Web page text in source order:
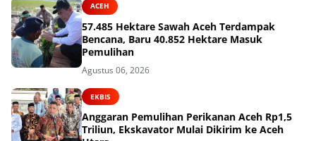
ACEH
57.485 Hektare Sawah Aceh Terdampak
Bencana, Baru 40.852 Hektare Masuk
Pemulihan
Agustus 06, 2026
EKBIS
Anggaran Pemulihan Perikanan Aceh Rp1,5
Triliun, Ekskavator Mulai Dikirim ke Aceh